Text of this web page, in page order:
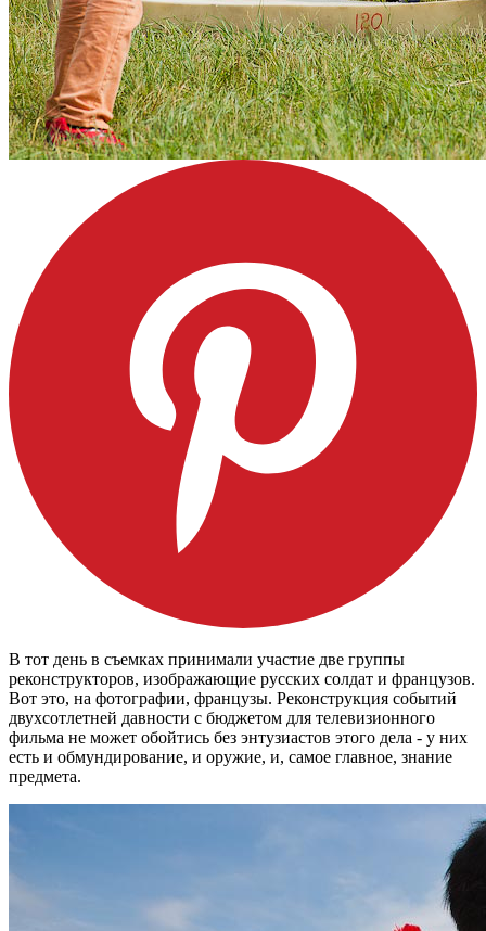
В тот день в съемках принимали участие две группы
реконструкторов, изображающие русских солдат и французов.
Вот это, на фотографии, французы. Реконструкция событий
двухсотлетней давности с бюджетом для телевизионного
фильма не может обойтись без энтузиастов этого дела - у них
есть и обмундирование, и оружие, и, самое главное, знание
предмета.